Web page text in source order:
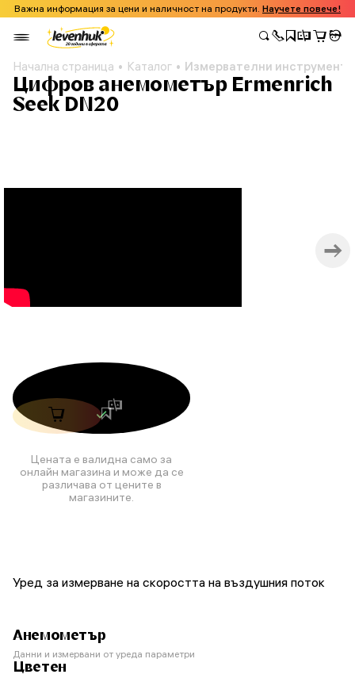
Важна информация за цени и наличност на продукти. Научете повече!
Начална страница Каталог Измервателни инструменти
Цифров анемометър Ermenrich
Seek DN20
Цената е валидна само за
онлайн магазина и може да се
различава от цените в
магазините.
Уред за измерване на скоростта на въздушния поток
Анемометър
Данни и измервани от уреда параметри
Цветен